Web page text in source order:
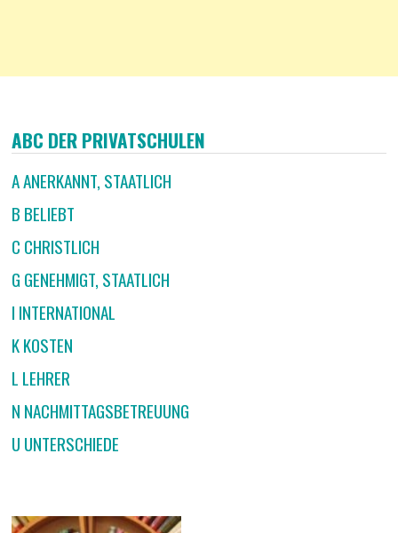
ABC DER PRIVATSCHULEN
A ANERKANNT, STAATLICH
B BELIEBT
C CHRISTLICH
G GENEHMIGT, STAATLICH
I INTERNATIONAL
K KOSTEN
L LEHRER
N NACHMITTAGSBETREUUNG
U UNTERSCHIEDE